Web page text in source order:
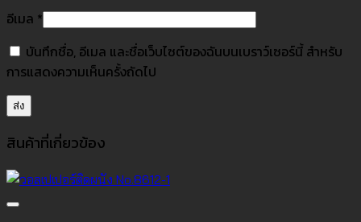
อีเมล *
บันทึกชื่อ, อีเมล และชื่อเว็บไซต์ของฉันบนเบราว์เซอร์นี้ สำหรับ
การแสดงความเห็นครั้งถัดไป
สินค้าที่เกี่ยวข้อง